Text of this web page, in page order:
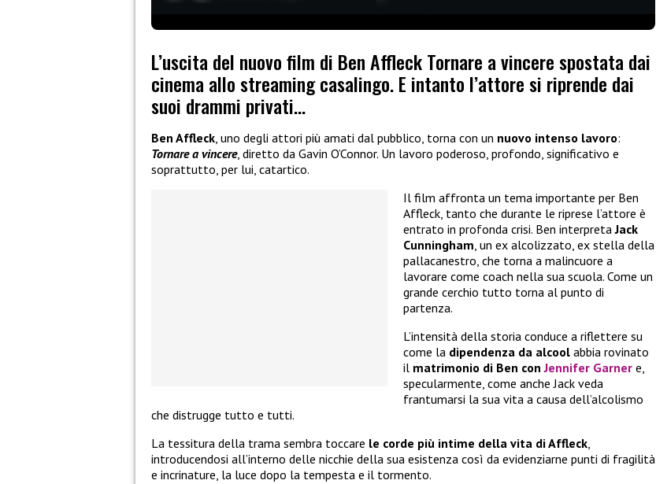
L’uscita del nuovo film di Ben Affleck Tornare a vincere spostata dai
cinema allo streaming casalingo. E intanto l’attore si riprende dai
suoi drammi privati…
Ben Affleck, uno degli attori più amati dal pubblico, torna con un nuovo intenso lavoro:
Tornare a vincere, diretto da Gavin O’Connor. Un lavoro poderoso, profondo, significativo e
soprattutto, per lui, catartico.
Il film affronta un tema importante per Ben
Affleck, tanto che durante le riprese l’attore è
entrato in profonda crisi. Ben interpretaJack
Cunningham, un ex alcolizzato, ex stella della
pallacanestro, che torna a malincuore a
lavorare come coach nella sua scuola. Come un
grande cerchio tutto torna al punto di
partenza.
L’intensità della storia conduce a riflettere su
come la dipendenza da alcool abbia rovinato
il matrimonio di Ben conJennifer Garner e,
specularmente, come anche Jack veda
frantumarsi la sua vita a causa dell’alcolismo
che distrugge tutto e tutti.
La tessitura della trama sembra toccare le corde più intime della vita di Affleck,
introducendosi all’interno delle nicchie della sua esistenza così da evidenziarne punti di fragilità
e incrinature, la luce dopo la tempesta e il tormento.